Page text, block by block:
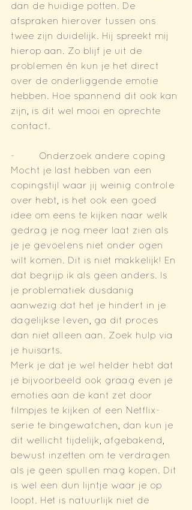
dan de huidige potten. De
afspraken hierover tussen ons
twee zijn duidelijk. Hij spreekt mij
hierop aan. Zo blijf je uit de
problemen én kun je het direct
over de onderliggende emotie
hebben. Hoe spannend dit ook kan
zijn, is dit wel mooi en oprechte
contact.
-        Onderzoek andere coping
Mocht je last hebben van een
copingstijl waar jij weinig controle
over hebt, is het ook een goed
idee om eens te kijken naar welk
gedrag je nog meer laat zien als
je je gevoelens niet onder ogen
wilt komen. Dit is niet makkelijk! En
dat begrijp ik als geen anders. Is
je problematiek dusdanig
aanwezig dat het je hindert in je
dagelijkse leven, ga dit proces
dan niet alleen aan. Zoek hulp via
je huisarts.
Merk je dat je wel helder hebt dat
je bijvoorbeeld ook graag even je
emoties aan de kant zet door
filmpjes te kijken of een Netflix-
serie te bingewatchen, dan kun je
dit wellicht tijdelijk, afgebakend,
bewust inzetten om te verdragen
als je geen spullen mag kopen. Dit
is wel een dun lijntje waar je op
loopt. Het is natuurlijk niet de